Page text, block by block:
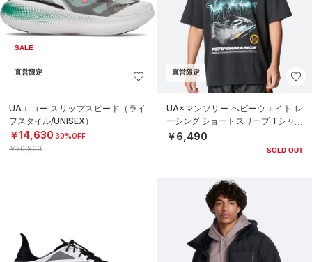
SALE
直営限定
UAエコー スリップスピード（ライ
フスタイル/UNISEX）
￥14,630 30%OFF
￥20,900
直営限定
UA×マンソリー ヘビーウエイト レ
ーシング ショートスリーブ Tシャツ
（ライフスタイル/MEN）
￥6,490
SOLD OUT